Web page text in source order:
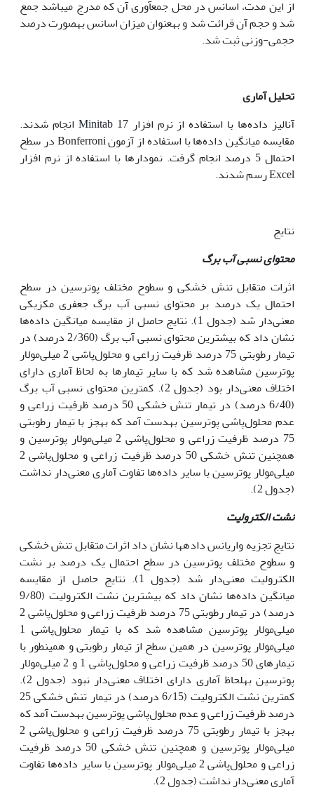
از این مدت، اسانس در محل جمع‏آوری آن که مدرج می‏باشد جمع
شد و حجم آن قرائت شد و به‏عنوان میزان اسانس به‏صورت درصد
حجمی-وزنی ثبت شد.
تحلیل آماری
آنالیز داده‌ها با استفاده از نرم افزار Minitab 17 انجام شدند.
مقایسه میانگین داده‌ها با استفاده از آزمون Bonferroni در سطح
احتمال 5 درصد انجام گرفت. نمودارها با استفاده از نرم افزار
Excel رسم شدند.
نتایج
محتوای نسبی آب برگ
اثرات متقابل تنش خشکی و سطوح مختلف پوترسین در سطح
احتمال یک درصد بر محتوای نسبی آب برگ جعفری مکزیکی
معنی‌دار شد (جدول 1). نتایج حاصل از مقایسه میانگین داده‌ها
نشان داد که بیش‏ترین محتوای نسبی آب برگ (2/360 درصد) در
تیمار رطوبتی 75 درصد ظرفیت زراعی و محلول‌پاشی 2 میلی‌مولار
پوترسین مشاهده شد که با سایر تیمارها به لحاظ آماری دارای
اختلاف معنی‌دار بود (جدول 2). کمترین محتوای نسبی آب برگ
(6/40 درصد) در تیمار تنش خشکی 50 درصد ظرفیت زراعی و
عدم محلول‌پاشی پوترسین به­دست آمد که به‏جز با تیمار رطوبتی
75 درصد ظرفیت زراعی و محلول‌پاشی 2 میلی‌مولار پوترسین و
هم‏چنین تنش خشکی 50 درصد ظرفیت زراعی و محلول‌پاشی 2
میلی‌مولار پوترسین با سایر داده‌ها تفاوت آماری معنی‌دار نداشت
(جدول 2).
نشت الکترولیت
نتایج تجزیه واریانس داده‏ها نشان داد اثرات متقابل تنش خشکی
و سطوح مختلف پوترسین در سطح احتمال یک درصد بر نشت
الکترولیت معنی‌دار شد (جدول 1). نتایج حاصل از مقایسه
میانگین داده‌ها نشان داد که بیش‏ترین نشت الکترولیت (9/80
درصد) در تیمار رطوبتی 75 درصد ظرفیت زراعی و محلول‌پاشی 2
میلی‌مولار پوترسین مشاهده شد که با تیمار محلول‌پاشی 1
میلی‌مولار پوترسین در همین سطح از تیمار رطوبتی و همین‏طور با
تیمارهای 50 درصد ظرفیت زراعی و محلول‌پاشی 1 و 2 میلی‌مولار
پوترسین به‏لحاظ آماری دارای اختلاف معنی‌دار نبود (جدول 2).
کم‏ترین نشت الکترولیت (6/15 درصد) در تیمار تنش خشکی 25
درصد ظرفیت زراعی و عدم محلول‌پاشی پوترسین به­دست آمد که
به‏جز با تیمار رطوبتی 75 درصد ظرفیت زراعی و محلول‌پاشی 2
میلی‌مولار پوترسین و هم‏چنین تنش خشکی 50 درصد ظرفیت
زراعی و محلول‌پاشی 2 میلی‌مولار پوترسین با سایر داده‌ها تفاوت
آماری معنی‌دار نداشت (جدول 2).